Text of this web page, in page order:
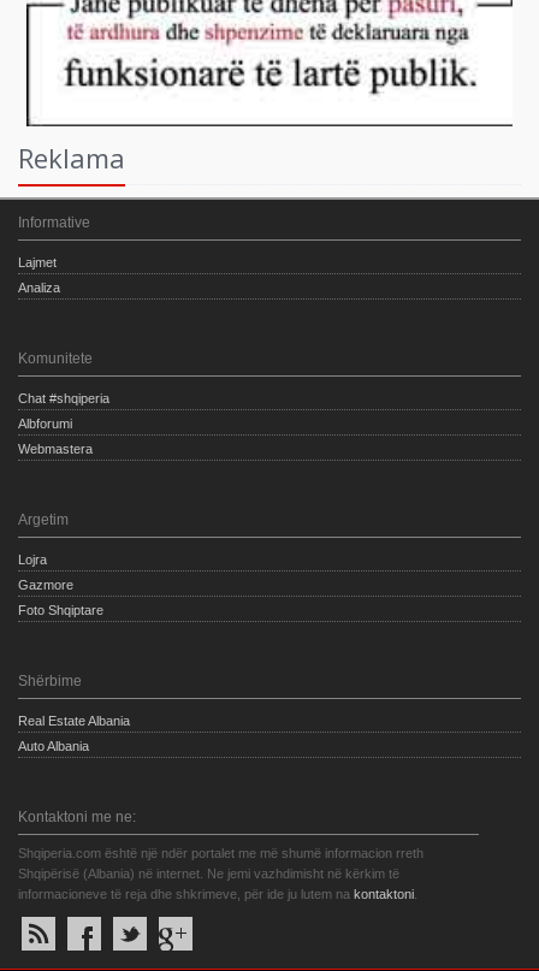
Reklama
Informative
Lajmet
Analiza
Komunitete
Chat #shqiperia
Albforumi
Webmastera
Argetim
Lojra
Gazmore
Foto Shqiptare
Shërbime
Real Estate Albania
Auto Albania
Kontaktoni me ne:
Shqiperia.com është një ndër portalet me më shumë informacion rreth
Shqipërisë (Albania) në internet. Ne jemi vazhdimisht në kërkim të
informacioneve të reja dhe shkrimeve, për ide ju lutem na kontaktoni